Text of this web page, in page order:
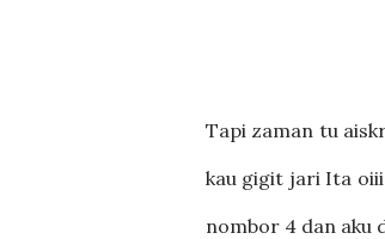
Tapi zaman tu
kau gigit jari Ita
nombor 4 dan aku